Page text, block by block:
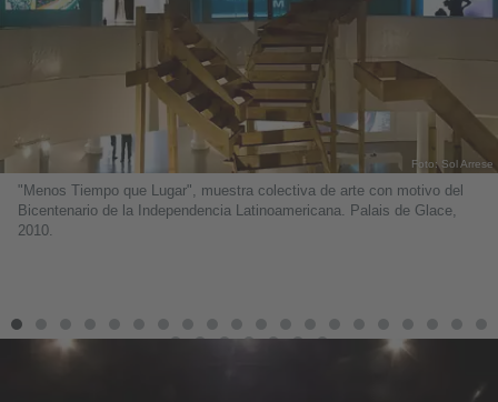
Foto: Sol Arrese
"Menos Tiempo que Lugar", muestra colectiva de arte con motivo del
Bicentenario de la Independencia Latinoamericana. Palais de Glace,
2010.